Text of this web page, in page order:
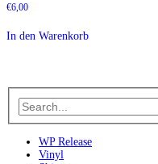
€6,00
In den Warenkorb
WP Release
Vinyl